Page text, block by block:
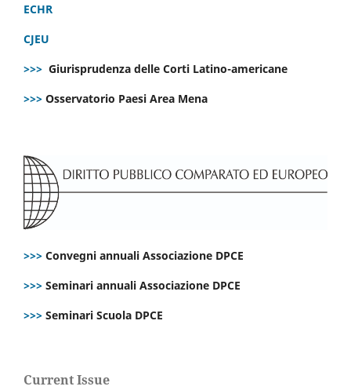
ECHR
CJEU
>>> Giurisprudenza delle Corti Latino-americane
>>> Osservatorio Paesi Area Mena
>>> Convegni annuali Associazione DPCE
>>> Seminari annuali Associazione DPCE
>>> Seminari Scuola DPCE
Current Issue